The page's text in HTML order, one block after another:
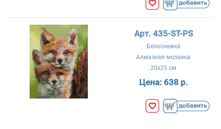
Арт. 435-ST-PS
Белоснежка
Алмазная мозаика
20x25 см
Цена: 638 р.